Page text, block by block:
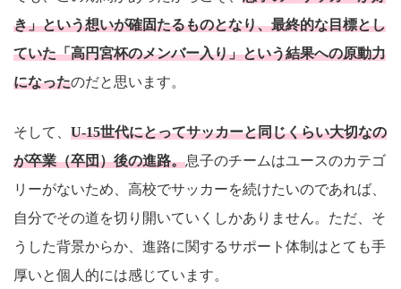
き」という想いが確固たるものとなり、最終的な目標とし
ていた「高円宮杯のメンバー入り」という結果への原動力
になったのだと思います。
そして、 U-15世代にとってサッカーと同じくらい大切なの
が卒業（卒団）後の進路。息子のチームはユースのカテゴ
リーがないため、高校でサッカーを続けたいのであれば、
自分でその道を切り開いていくしかありません。ただ、そ
うした背景からか、進路に関するサポート体制はとても手
厚いと個人的には感じています。